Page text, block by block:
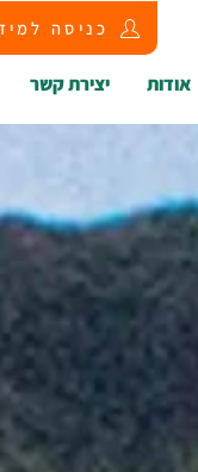
כניסה
אודות יצירת קשר